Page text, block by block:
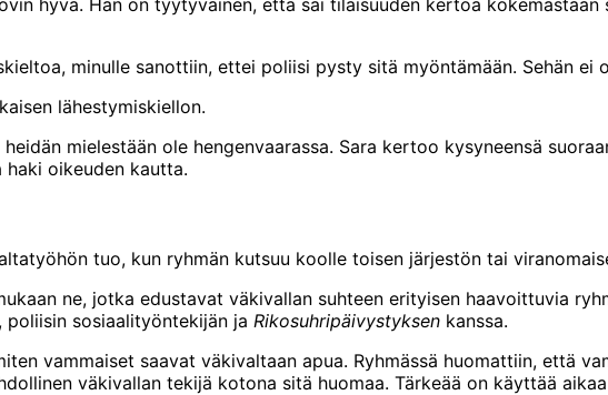
hyvä. Hän on tyytyväinen, että sai tilaisuuden kertoa
minulle sanottiin, ettei poliisi pysty sitä myöntämään. Sehän ei
lähestymiskiellon.
mielestään ole hengenvaarassa. Sara kertoo kysyneensä
haki oikeuden kautta.
tuo, kun ryhmän kutsuu koolle toisen järjestön tai
ne, jotka edustavat väkivallan suhteen erityisen haavoittuvia
, poliisin sosiaalityöntekijän ja Rikosuhripäivystyksen kanssa.
vammaiset saavat väkivaltaan apua. Ryhmässä huomattiin, että
väkivallan tekijä kotona sitä huomaa. Tärkeää on käyttää